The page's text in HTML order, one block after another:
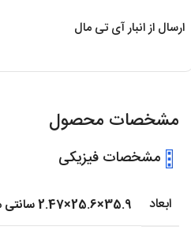
ارسال از انبار آی تی مال
مشخصات محصول
مشخصات فیزیکی
ابعاد 35.9×25.6×2.47 سانتی متر